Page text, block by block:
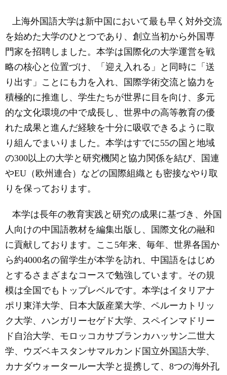
上海外国語大学は新中国において最も早く対外交流
を始めた大学のひとつであり、創立当初から外国専
門家を招聘しました。本学は国際化の大学運営を戦
略の核心と位置づけ、「迎え入れる」と同時に「送
り出す」ことにも力を入れ、国際学術交流と協力を
積極的に推進し、学生たちが世界に目を向け、多元
的な文化環境の中で成長し、世界中の高等教育の優
れた成果と進んだ経験を十分に吸収できるように取
り組んでまいりました。本学はすでに55の国と地域
の300以上の大学と研究機関と協力関係を結び、国連
やEU （欧州連合）などの国際組織とも密接なやり取
りを保っております。
本学は長年の教育実践と研究の成果に基づき、外国
人向けの中国語教材を編集出版し、国際文化の融和
に貢献しております。ここ 5年来、毎年、世界各国か
ら約4000名の留学生が本学を訪れ、中国語をはじめ
とするさまざまなコースで勉強しています。その規
模は全国でもトップレベルです。本学はイタリアナ
ポリ東洋大学、日本大阪産業大学、ペルーカトリッ
ク大学、ハンガリーセゲド大学、スペインマドリー
ド自治大学、モロッコカサブランカハッサン二世大
学、ウズベキスタンサマルカンド国立外国語大学、
カナダウォータールー大学と提携して、 8つの海外孔